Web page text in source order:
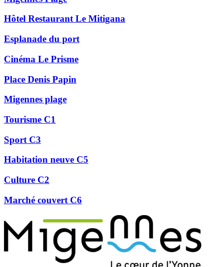
Hôtel Restaurant Le Mitigana
Esplanade du port
Cinéma Le Prisme
Place Denis Papin
Migennes plage
Tourisme C1
Sport C3
Habitation neuve C5
Culture C2
Marché couvert C6
Précédent
Suivant